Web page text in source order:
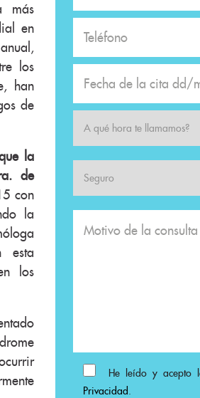
más
en
los
han
de
la
de
con
la
esta
los
He leído y acepto
Privacidad.